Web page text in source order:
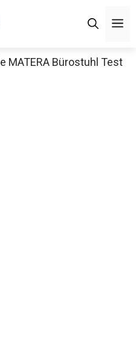
MATERA Bürostuhl Test